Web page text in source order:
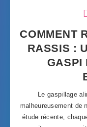
COMMENT
RASSIS :
GASPI
Le gaspillage
malheureusement de
étude récente,